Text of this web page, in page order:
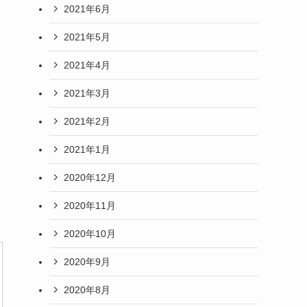
2021年6月
2021年5月
2021年4月
2021年3月
2021年2月
2021年1月
2020年12月
2020年11月
2020年10月
2020年9月
2020年8月